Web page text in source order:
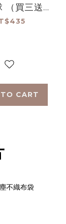
（買三送
不補絕版
CART